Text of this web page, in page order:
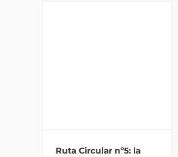
Ruta Circular nº5: la